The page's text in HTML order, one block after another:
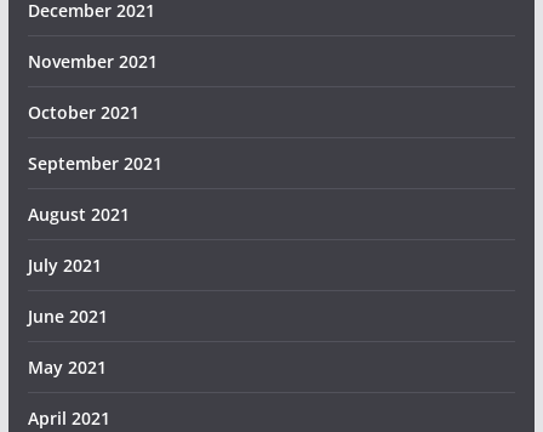
December 2021
November 2021
October 2021
September 2021
August 2021
July 2021
June 2021
May 2021
April 2021